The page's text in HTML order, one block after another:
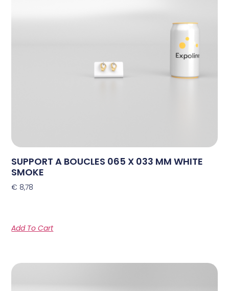
SUPPORT A BOUCLES 065 X 033 MM WHITE
SMOKE
€ 8,78
Add To Cart